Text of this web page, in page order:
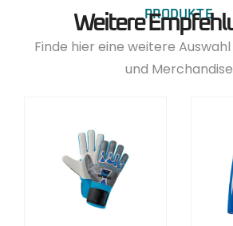
PRODUKTE
Weitere
Finde hier eine weitere
und Merchandise